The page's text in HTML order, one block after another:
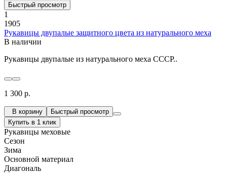
Быстрый просмотр
1
1905
Рукавицы двупалые защитного цвета из натурального меха
В наличии
Рукавицы двупалые из натурального меха СССР..
1 300 р.
В корзину
Быстрый просмотр
Купить в 1 клик
Рукавицы меховые
Сезон
Зима
Основной материал
Диагональ